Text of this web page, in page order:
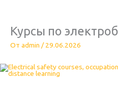
Курсы по
От admin /29.06.2026